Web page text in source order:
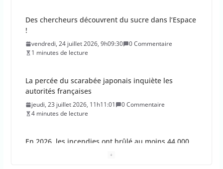
Des chercheurs découvrent du sucre dans l’Espace
!
vendredi, 24 juillet 2026, 9h09:30
0 Commentaire
1 minutes de lecture
La percée du scarabée japonais inquiète les
autorités françaises
jeudi, 23 juillet 2026, 11h11:01
0 Commentaire
4 minutes de lecture
En 2026, les incendies ont brûlé au moins 44 000